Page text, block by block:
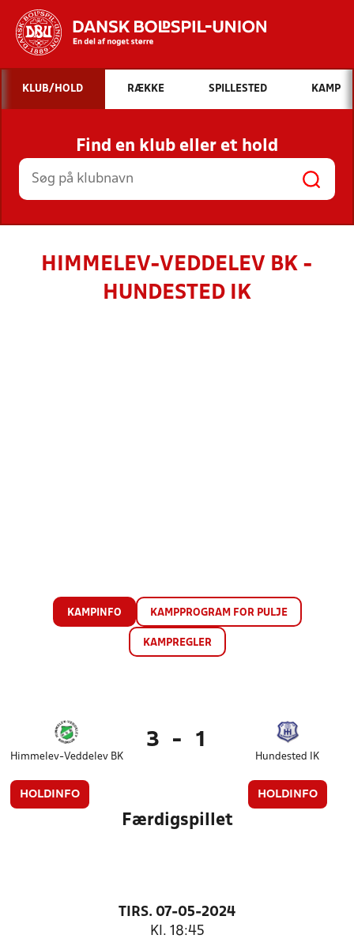
Hvad vil du søge efter?
INDHOLD OG NYHEDER
STILLINGER, RESULTATER, KLUBBER OG
HOLD
KLUB/HOLD RÆKKE SPILLESTED KAMP
Find en klub eller et hold
HIMMELEV-VEDDELEV BK -
HUNDESTED IK
KAMPINFO KAMPPROGRAM FOR PULJE
KAMPREGLER
Himmelev-Veddelev BK
HOLDINFO
3 - 1
Hundested IK
HOLDINFO
Færdigspillet
TIRS. 07-05-2024
Kl. 18:45